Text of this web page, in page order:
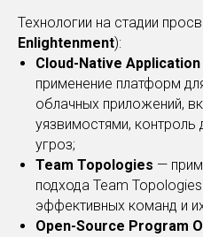
Технологии на стадии
Enlightenment):
Cloud-Native
применение платформ
облачных приложений,
уязвимостями, контроль
угроз;
Team Topologies —
подхода Team
эффективных команд и
Open-Source Program